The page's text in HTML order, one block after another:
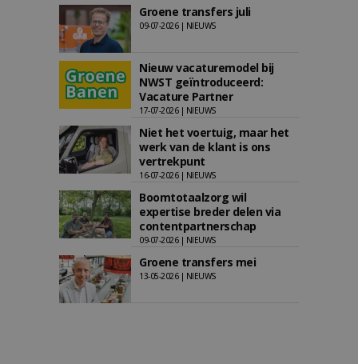
Groene transfers juli
09-07-2026 | NIEUWS
Nieuw vacaturemodel bij
NWST geïntroduceerd:
Vacature Partner
17-07-2026 | NIEUWS
Niet het voertuig, maar het
werk van de klant is ons
vertrekpunt
16-07-2026 | NIEUWS
Boomtotaalzorg wil
expertise breder delen via
contentpartnerschap
09-07-2026 | NIEUWS
Groene transfers mei
13-05-2026 | NIEUWS